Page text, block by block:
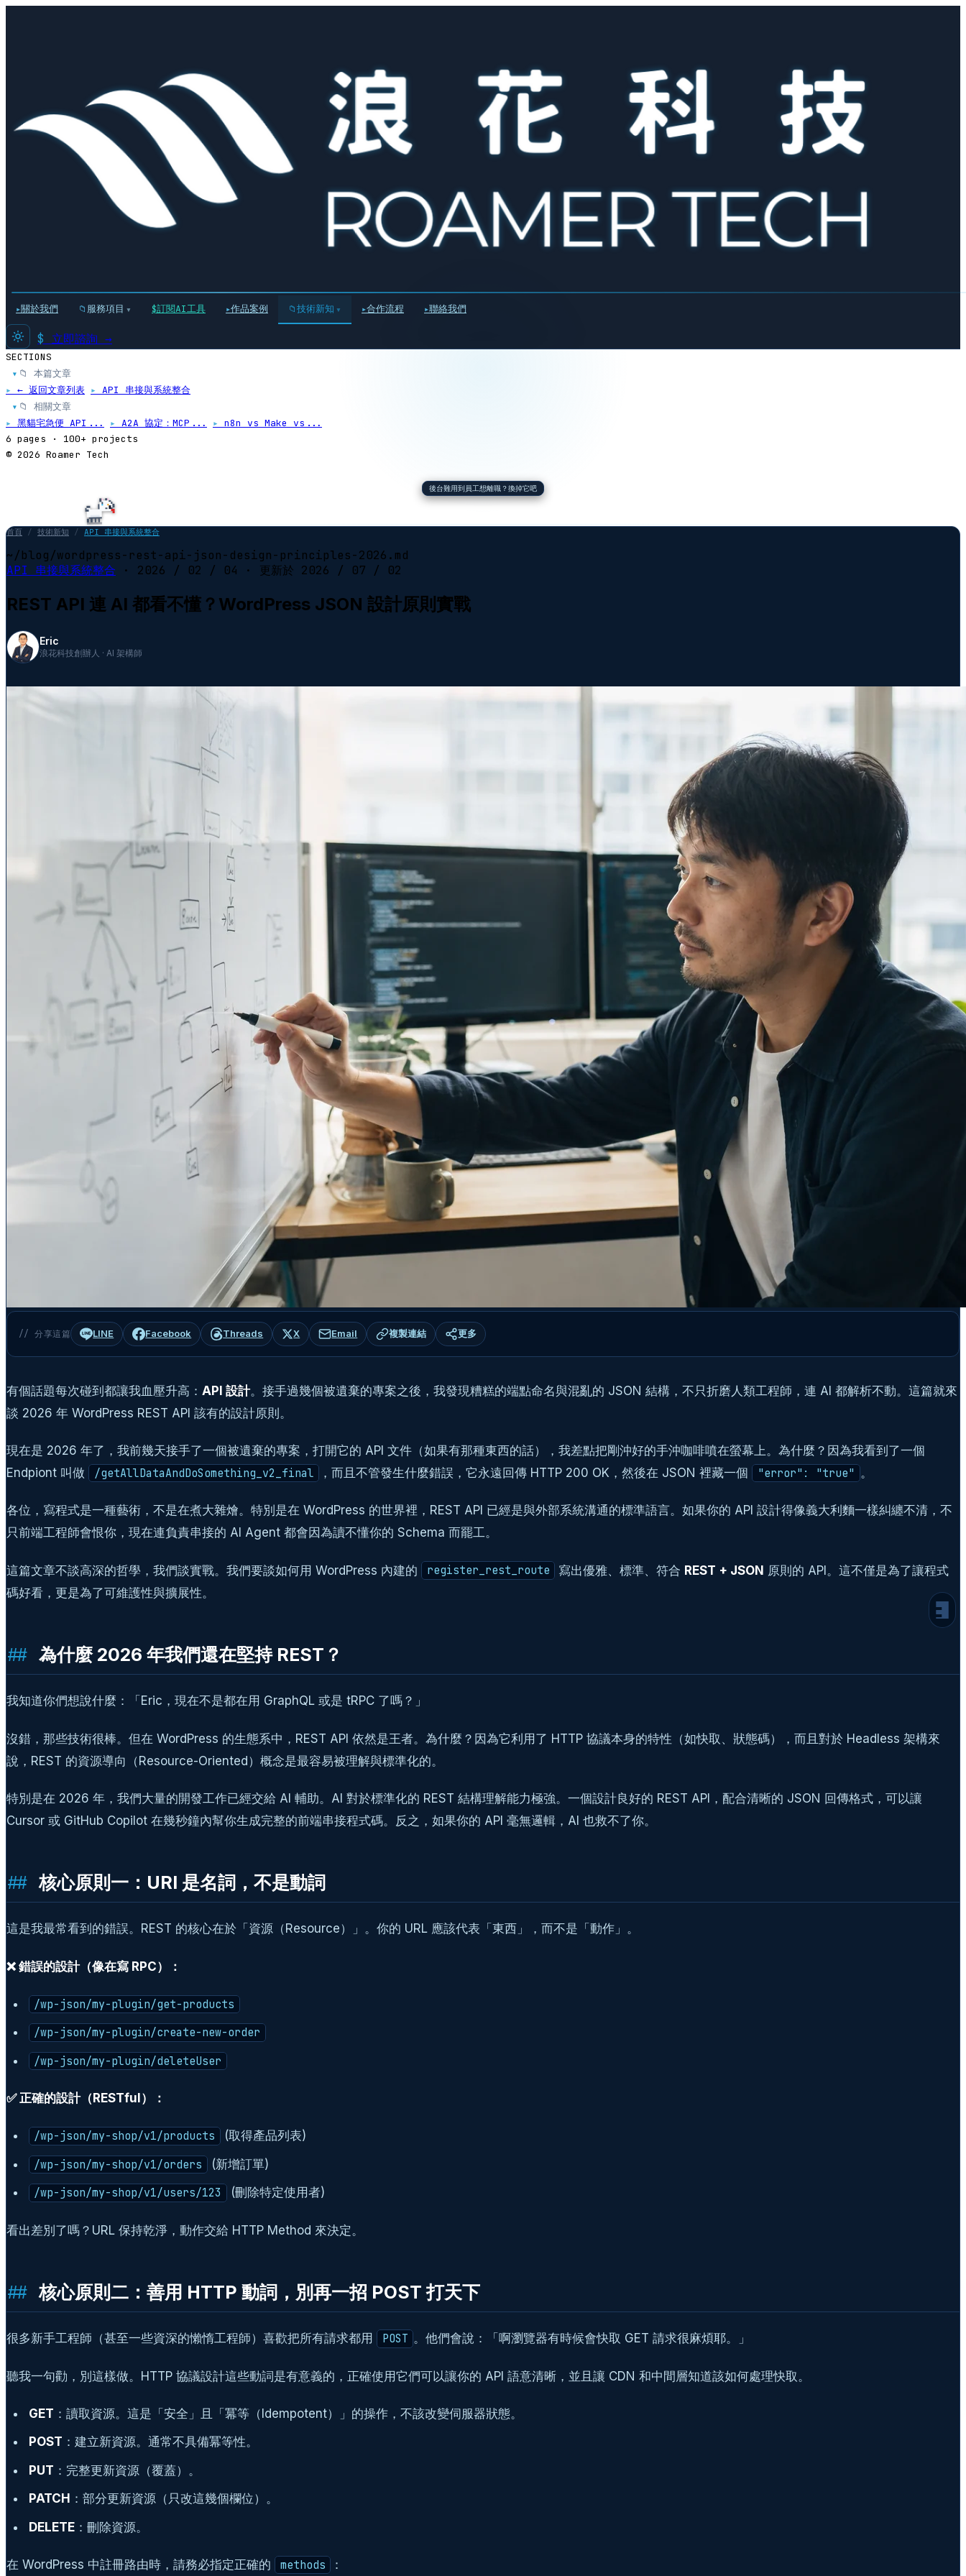
▸關於我們 📁 服務項目 ▾ $訂閱AI工具 ▸作品案例 📁技術新知 ▾ ▸合作流程 ▸聯絡我們
$ 立即諮詢 →
SECTIONS
▸📁 本篇文章
▸ ← 返回文章列表 ▸ API 串接與系統整合
▸📁 相關文章
▸ 黑貓宅急便 API... ▸ A2A 協定：MCP... ▸ n8n vs Make vs...
6 pages · 100+ projects
© 2026 Roamer Tech
後台難用到員工想離職？換掉它吧
首頁 / 技術新知 / API 串接與系統整合
~/blog/wordpress-rest-api-json-design-principles-2026.md
API 串接與系統整合 · 2026 / 02 / 04 · 更新於 2026 / 07 / 02
REST API 連 AI 都看不懂？WordPress JSON 設計原則實戰
Eric
浪花科技創辦人 · AI 架構師
// 分享這篇 LINE Facebook Threads X Email 複製連結 更多
有個話題每次碰到都讓我血壓升高： API 設計。接手過幾個被遺棄的專案之後，我發現糟糕的端點命名與混亂的 JSON 結構，不只折磨人類工程師，連 AI 都解析不動。這篇就來
談 2026 年 WordPress REST API 該有的設計原則。
現在是 2026 年了，我前幾天接手了一個被遺棄的專案，打開它的 API 文件（如果有那種東西的話），我差點把剛沖好的手沖咖啡噴在螢幕上。為什麼？因為我看到了一個
Endpiont 叫做
/getAllDataAndDoSomething_v2_final ，而且不管發生什麼錯誤，它永遠回傳 HTTP 200 OK，然後在 JSON 裡藏一個 "error": "true" 。
各位，寫程式是一種藝術，不是在煮大雜燴。特別是在 WordPress 的世界裡，REST API 已經是與外部系統溝通的標準語言。如果你的 API 設計得像義大利麵一樣糾纏不清，不
只前端工程師會恨你，現在連負責串接的 AI Agent 都會因為讀不懂你的 Schema 而罷工。
這篇文章不談高深的哲學，我們談實戰。我們要談如何用 WordPress 內建的 register_rest_route 寫出優雅、標準、符合 REST + JSON 原則的 API。這不僅是為了讓程式
碼好看，更是為了可維護性與擴展性。
為什麼 2026 年我們還在堅持 REST？
我知道你們想說什麼：「Eric，現在不是都在用 GraphQL 或是 tRPC 了嗎？」
沒錯，那些技術很棒。但在 WordPress 的生態系中，REST API 依然是王者。為什麼？因為它利用了 HTTP 協議本身的特性（如快取、狀態碼），而且對於 Headless 架構來
說，REST 的資源導向（Resource-Oriented）概念是最容易被理解與標準化的。
特別是在 2026 年，我們大量的開發工作已經交給 AI 輔助。AI 對於標準化的 REST 結構理解能力極強。一個設計良好的 REST API，配合清晰的 JSON 回傳格式，可以讓
Cursor 或 GitHub Copilot 在幾秒鐘內幫你生成完整的前端串接程式碼。反之，如果你的 API 毫無邏輯，AI 也救不了你。
核心原則一：URI 是名詞，不是動詞
這是我最常看到的錯誤。REST 的核心在於「資源（Resource）」。你的 URL 應該代表「東西」，而不是「動作」。
❌ 錯誤的設計（像在寫 RPC）：
/wp-json/my-plugin/get-products
/wp-json/my-plugin/create-new-order
/wp-json/my-plugin/deleteUser
✅ 正確的設計（RESTful）：
/wp-json/my-shop/v1/products (取得產品列表)
/wp-json/my-shop/v1/orders (新增訂單)
/wp-json/my-shop/v1/users/123 (刪除特定使用者)
看出差別了嗎？URL 保持乾淨，動作交給 HTTP Method 來決定。
核心原則二：善用 HTTP 動詞，別再一招 POST 打天下
很多新手工程師（甚至一些資深的懶惰工程師）喜歡把所有請求都用 POST 。他們會說：「啊瀏覽器有時候會快取 GET 請求很麻煩耶。」
聽我一句勸，別這樣做。HTTP 協議設計這些動詞是有意義的，正確使用它們可以讓你的 API 語意清晰，並且讓 CDN 和中間層知道該如何處理快取。
GET ：讀取資源。這是「安全」且「冪等（Idempotent）」的操作，不該改變伺服器狀態。
POST ：建立新資源。通常不具備冪等性。
PUT ：完整更新資源（覆蓋）。
PATCH ：部分更新資源（只改這幾個欄位）。
DELETE：刪除資源。
在 WordPress 中註冊路由時，請務必指定正確的 methods ：
核心原則一：URI 是名詞，不是動詞
核心原則三：JSON 回傳格式的「信封模式」
與命名慣例
1. 統一的命名風格 (Case Convention)
Context 與 Schema
延伸閱讀